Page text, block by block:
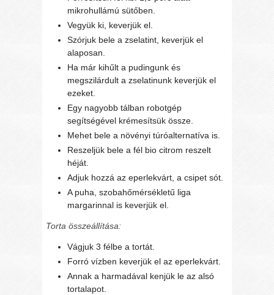
mikrohullámú sütőben.
Vegyük ki, keverjük el.
Szórjuk bele a zselatint, keverjük el
alaposan.
Ha már kihűlt a pudingunk és
megszilárdult a zselatinunk keverjük el
ezeket.
Egy nagyobb tálban robotgép
segítségével krémesítsük össze.
Mehet bele a növényi túróalternatíva is.
Reszeljük bele a fél bio citrom reszelt
héját.
Adjuk hozzá az eperlekvárt, a csipet sót.
A puha, szobahőmérsékletű liga
margarinnal is keverjük el.
Torta összeállítása:
Vágjuk 3 félbe a tortát.
Forró vízben keverjük el az eperlekvárt.
Annak a harmadával kenjük le az alsó
tortalapot.